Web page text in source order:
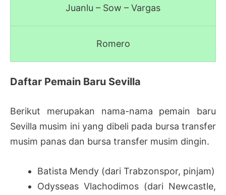
Juanlu – Sow – Vargas
Romero
Daftar Pemain Baru Sevilla
Berikut merupakan nama-nama pemain baru
Sevilla musim ini yang dibeli pada bursa transfer
musim panas dan bursa transfer musim dingin.
Batista Mendy (dari Trabzonspor, pinjam)
Odysseas Vlachodimos (dari Newcastle,